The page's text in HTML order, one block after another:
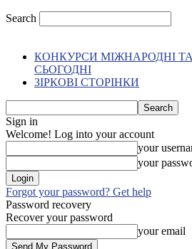
Search
КОНКУРСИ МІЖНАРОДНІ ТА
СЬОГОДНІ
ЗІРКОВІ СТОРІНКИ
Sign in
Welcome! Log into your account
your
your
Forgot your password? Get help
Password recovery
Recover your password
your email